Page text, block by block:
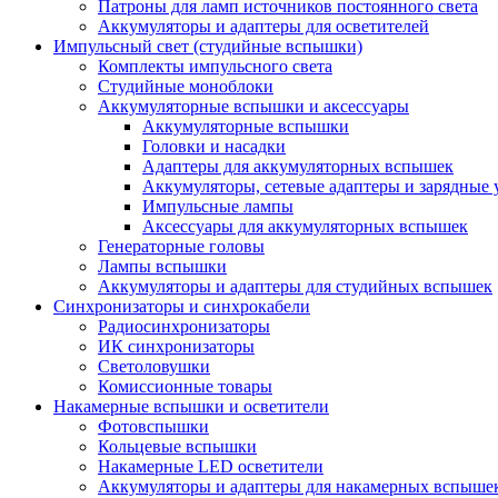
Патроны для ламп источников постоянного света
Аккумуляторы и адаптеры для осветителей
Импульсный свет (студийные вспышки)
Комплекты импульсного света
Студийные моноблоки
Аккумуляторные вспышки и аксессуары
Аккумуляторные вспышки
Головки и насадки
Адаптеры для аккумуляторных вспышек
Аккумуляторы, сетевые адаптеры и зарядные
Импульсные лампы
Аксессуары для аккумуляторных вспышек
Генераторные головы
Лампы вспышки
Аккумуляторы и адаптеры для студийных вспышек
Синхронизаторы и синхрокабели
Радиосинхронизаторы
ИК синхронизаторы
Светоловушки
Комиссионные товары
Накамерные вспышки и осветители
Фотовспышки
Кольцевые вспышки
Накамерные LED осветители
Аккумуляторы и адаптеры для накамерных